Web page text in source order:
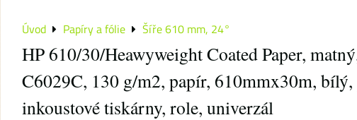
Úvod Papíry a fólie Šíře 610 mm, 24°
HP 610/30/Heawyweight Coated Paper,
C6029C, 130 g/m2, papír, 610mmx30m,
inkoustové tiskárny, role, univerzál